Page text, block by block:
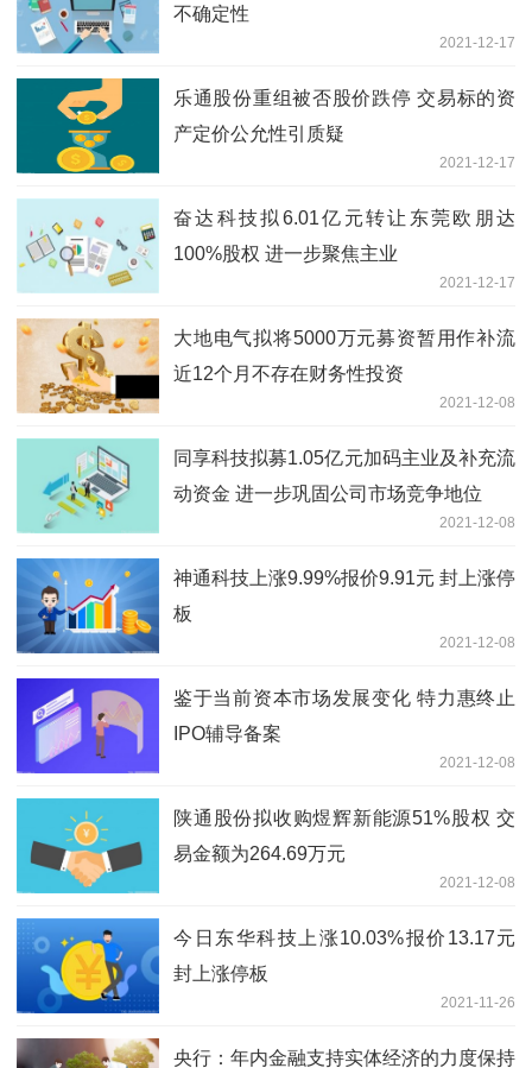
不确定性
2021-12-17
乐通股份重组被否股价跌停 交易标的资
产定价公允性引质疑
2021-12-17
奋达科技拟6.01亿元转让东莞欧朋达
100%股权 进一步聚焦主业
2021-12-17
大地电气拟将5000万元募资暂用作补流
近12个月不存在财务性投资
2021-12-08
同享科技拟募1.05亿元加码主业及补充流
动资金 进一步巩固公司市场竞争地位
2021-12-08
神通科技上涨9.99%报价9.91元 封上涨停
板
2021-12-08
鉴于当前资本市场发展变化 特力惠终止
IPO辅导备案
2021-12-08
陕通股份拟收购煜辉新能源51%股权 交
易金额为264.69万元
2021-12-08
今日东华科技上涨10.03%报价13.17元
封上涨停板
2021-11-26
央行：年内金融支持实体经济的力度保持